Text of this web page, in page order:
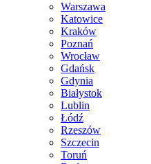
Warszawa
Katowice
Kraków
Poznań
Wrocław
Gdańsk
Gdynia
Białystok
Lublin
Łódź
Rzeszów
Szczecin
Toruń